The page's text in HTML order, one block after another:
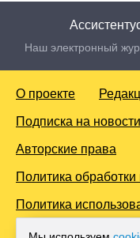
Наш электронный
О проекте
Подписка на новости
Авторские права
Политика
Политика
© 2016-2026 Все